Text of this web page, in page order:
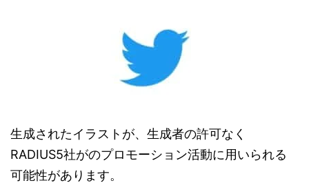
生成されたイラストが、生成者の許可なく
RADIUS5社がのプロモーション活動に用いられる
可能性があります。